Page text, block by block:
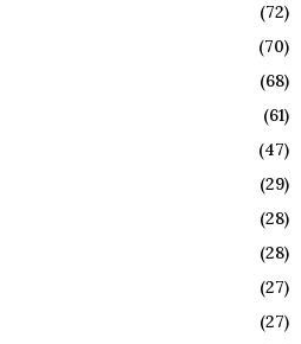
(72)
(70)
(68)
(61)
(47)
(29)
(28)
(28)
(27)
(27)